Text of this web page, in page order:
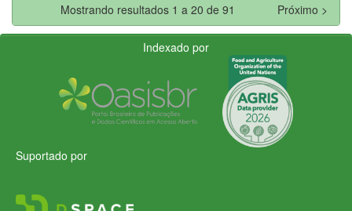
Mostrando resultados 1 a 20 de 91
Próximo >
Indexado por
Suportado por